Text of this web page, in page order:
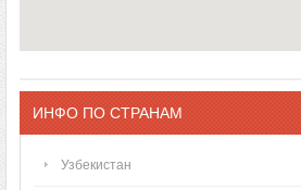
ИНФО ПО СТРАНАМ
Узбекистан